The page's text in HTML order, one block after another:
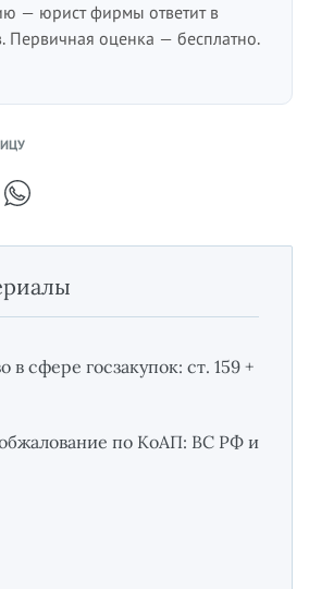
— юрист фирмы ответит в
Первичная оценка — бесплатно.
сфере госзакупок: ст. 159 +
по КоАП: ВС РФ и